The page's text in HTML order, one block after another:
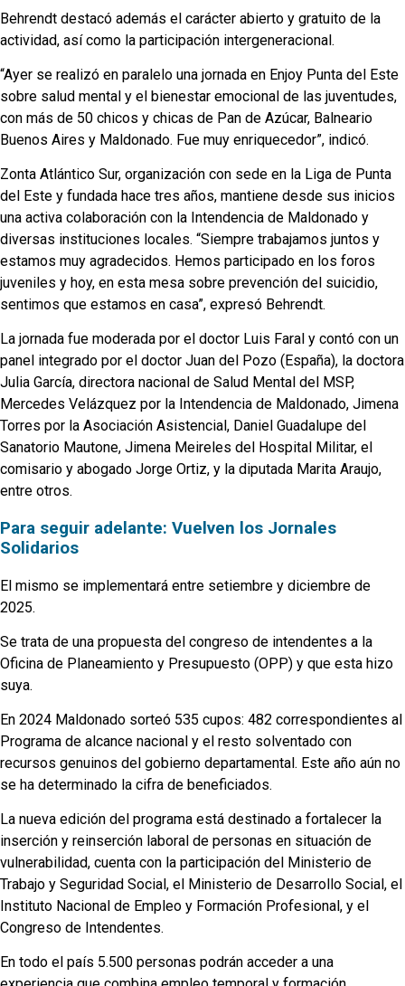
Behrendt destacó además el carácter abierto y gratuito de la
actividad, así como la participación intergeneracional.
“Ayer se realizó en paralelo una jornada en Enjoy Punta del Este
sobre salud mental y el bienestar emocional de las juventudes,
con más de 50 chicos y chicas de Pan de Azúcar, Balneario
Buenos Aires y Maldonado. Fue muy enriquecedor”, indicó.
Zonta Atlántico Sur, organización con sede en la Liga de Punta
del Este y fundada hace tres años, mantiene desde sus inicios
una activa colaboración con la Intendencia de Maldonado y
diversas instituciones locales. “Siempre trabajamos juntos y
estamos muy agradecidos. Hemos participado en los foros
juveniles y hoy, en esta mesa sobre prevención del suicidio,
sentimos que estamos en casa”, expresó Behrendt.
La jornada fue moderada por el doctor Luis Faral y contó con un
panel integrado por el doctor Juan del Pozo (España), la doctora
Julia García, directora nacional de Salud Mental del MSP,
Mercedes Velázquez por la Intendencia de Maldonado, Jimena
Torres por la Asociación Asistencial, Daniel Guadalupe del
Sanatorio Mautone, Jimena Meireles del Hospital Militar, el
comisario y abogado Jorge Ortiz, y la diputada Marita Araujo,
entre otros.
Para seguir adelante: Vuelven los Jornales
Solidarios
El mismo se implementará entre setiembre y diciembre de
2025.
Se trata de una propuesta del congreso de intendentes a la
Oficina de Planeamiento y Presupuesto (OPP) y que esta hizo
suya.
En 2024 Maldonado sorteó 535 cupos: 482 correspondientes al
Programa de alcance nacional y el resto solventado con
recursos genuinos del gobierno departamental. Este año aún no
se ha determinado la cifra de beneficiados.
La nueva edición del programa está destinado a fortalecer la
inserción y reinserción laboral de personas en situación de
vulnerabilidad, cuenta con la participación del Ministerio de
Trabajo y Seguridad Social, el Ministerio de Desarrollo Social, el
Instituto Nacional de Empleo y Formación Profesional, y el
Congreso de Intendentes.
En todo el país 5.500 personas podrán acceder a una